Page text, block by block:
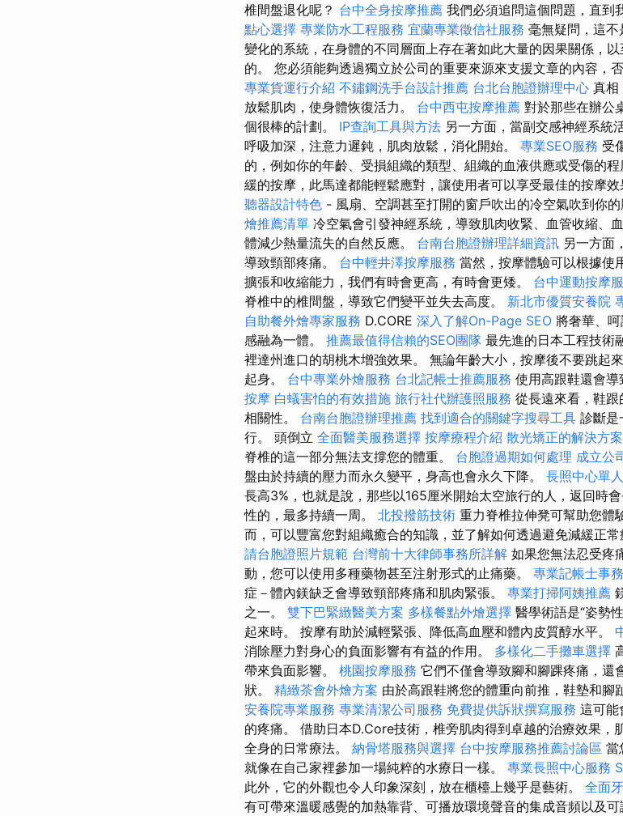
椎間盤退化呢？ 台中全身按摩推薦 我們必須追問這個問題，直到
點心選擇 專業防水工程服務 宜蘭專業徵信社服務 毫無疑問，這
變化的系統，在身體的不同層面上存在著如此大量的因果關係，
的。 您必須能夠透過獨立於公司的重要來源來支援文章的內容，
專業貨運行介紹 不鏽鋼洗手台設計推薦 台北台胞證辦理中心 真相
放鬆肌肉，使身體恢復活力。 台中西屯按摩推薦 對於那些在辦公
個很棒的計劃。 IP查詢工具與方法 另一方面，當副交感神經系統
呼吸加深，注意力遲鈍，肌肉放鬆，消化開始。 專業SEO服務 受
的，例如你的年齡、受損組織的類型、組織的血液供應或受傷的
緩的按摩，此馬達都能輕鬆應對，讓使用者可以享受最佳的按摩效
聽器設計特色 - 風扇、空調甚至打開的窗戶吹出的冷空氣吹到你的
燴推薦清單 冷空氣會引發神經系統，導致肌肉收緊、血管收縮、
體減少熱量流失的自然反應。 台南台胞證辦理詳細資訊 另一方面
導致頸部疼痛。 台中輕井澤按摩服務 當然，按摩體驗可以根據使
擴張和收縮能力，我們有時會更高，有時會更矮。 台中運動按摩
脊椎中的椎間盤，導致它們變平並失去高度。 新北市優質安養院
自助餐外燴專家服務 D.CORE 深入了解On-Page SEO 將奢華、
感融為一體。 推薦最值得信賴的SEO團隊 最先進的日本工程技術
裡達州進口的胡桃木增強效果。 無論年齡大小，按摩後不要跳起
起身。 台中專業外燴服務 台北記帳士推薦服務 使用高跟鞋還會導
按摩 白蟻害怕的有效措施 旅行社代辦護照服務 從長遠來看，鞋
相關性。 台南台胞證辦理推薦 找到適合的關鍵字搜尋工具 診斷是
行。 頭倒立 全面醫美服務選擇 按摩療程介紹 散光矯正的解決方案
脊椎的這一部分無法支撐您的體重。 台胞證過期如何處理 成立公
盤由於持續的壓力而永久變平，身高也會永久下降。 長照中心單
長高3%，也就是說，那些以165厘米開始太空旅行的人，返回時
性的，最多持續一周。 北投撥筋技術 重力脊椎拉伸凳可幫助您體
而，可以豐富您對組織癒合的知識，並了解如何透過避免減緩正
請台胞證照片規範 台灣前十大律師事務所詳解 如果您無法忍受疼
動，您可以使用多種藥物甚至注射形式的止痛藥。 專業記帳士事
症－體內鎂缺乏會導致頸部疼痛和肌肉緊張。 專業打掃阿姨推薦
之一。 雙下巴緊緻醫美方案 多樣餐點外燴選擇 醫學術語是“姿勢
起來時。 按摩有助於減輕緊張、降低高血壓和體內皮質醇水平。
消除壓力對身心的負面影響有有益的作用。 多樣化二手攤車選擇
帶來負面影響。 桃園按摩服務 它們不僅會導致腳和腳踝疼痛，還
狀。 精緻茶會外燴方案 由於高跟鞋將您的體重向前推，鞋墊和腳
安養院專業服務 專業清潔公司服務 免費提供訴狀撰寫服務 這可能
的疼痛。 借助日本D.Core技術，椎旁肌肉得到卓越的治療效果，
全身的日常療法。 納骨塔服務與選擇 台中按摩服務推薦討論區 當
就像在自己家裡參加一場純粹的水療日一樣。 專業長照中心服務
此外，它的外觀也令人印象深刻，放在櫃檯上幾乎是藝術。 全面
有可帶來溫暖感覺的加熱靠背、可播放環境聲音的集成音頻以及可